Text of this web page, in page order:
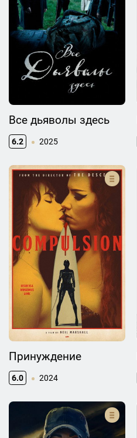
Все дьяволы здесь
6.2 2025
Принуждение
6.0 2024